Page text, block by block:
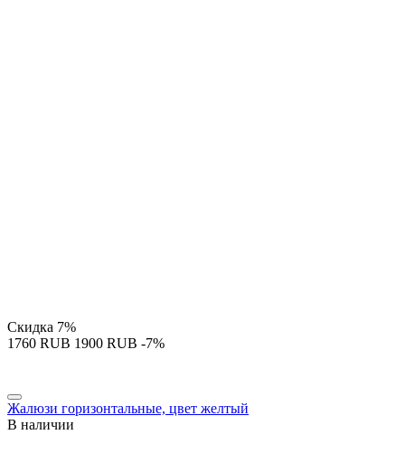
Скидка 7%
‍1760‍ RUB ‍1900‍ RUB -7%
Жалюзи горизонтальные, цвет желтый
В наличии